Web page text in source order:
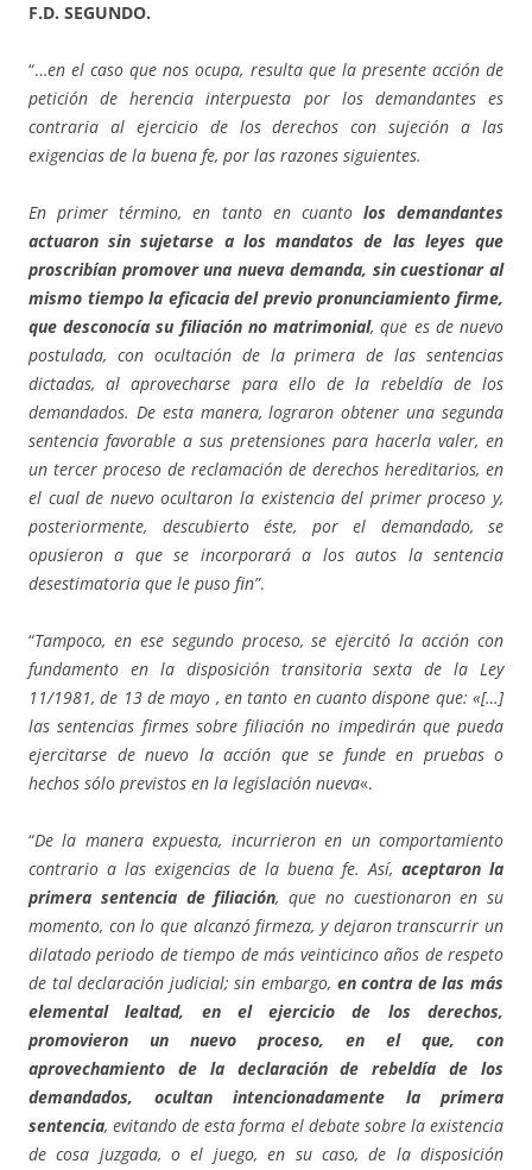
F.D. SEGUNDO.
“…en el caso que nos ocupa, resulta que la presente acción de
petición de herencia interpuesta por los demandantes es
contraria al ejercicio de los derechos con sujeción a las
exigencias de la buena fe, por las razones siguientes.
En primer término, en tanto en cuanto los demandantes
actuaron sin sujetarse a los mandatos de las leyes que
proscribían promover una nueva demanda, sin cuestionar al
mismo tiempo la eficacia del previo pronunciamiento firme,
que desconocía su filiación no matrimonial, que es de nuevo
postulada, con ocultación de la primera de las sentencias
dictadas, al aprovecharse para ello de la rebeldía de los
demandados. De esta manera, lograron obtener una segunda
sentencia favorable a sus pretensiones para hacerla valer, en
un tercer proceso de reclamación de derechos hereditarios, en
el cual de nuevo ocultaron la existencia del primer proceso y,
posteriormente, descubierto éste, por el demandado, se
opusieron a que se incorporará a los autos la sentencia
desestimatoria que le puso fin”.
“Tampoco, en ese segundo proceso, se ejercitó la acción con
fundamento en la disposición transitoria sexta de la Ley
11/1981, de 13 de mayo , en tanto en cuanto dispone que: «[…]
las sentencias firmes sobre filiación no impedirán que pueda
ejercitarse de nuevo la acción que se funde en pruebas o
hechos sólo previstos en la legislación nueva«.
“De la manera expuesta, incurrieron en un comportamiento
contrario a las exigencias de la buena fe. Así, aceptaron la
primera sentencia de filiación, que no cuestionaron en su
momento, con lo que alcanzó firmeza, y dejaron transcurrir un
dilatado periodo de tiempo de más veinticinco años de respeto
de tal declaración judicial; sin embargo, en contra de las más
elemental lealtad, en el ejercicio de los derechos,
promovieron un nuevo proceso, en el que, con
aprovechamiento de la declaración de rebeldía de los
demandados, ocultan intencionadamente la primera
sentencia, evitando de esta forma el debate sobre la existencia
de cosa juzgada, o el juego, en su caso, de la disposición